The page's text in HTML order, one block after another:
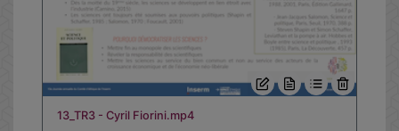
13_TR3 - Cyril Fiorini.mp4